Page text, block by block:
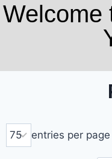
Welcome
entries per page